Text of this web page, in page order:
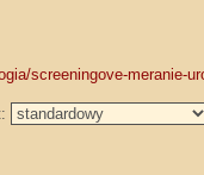
screeningove-meranie-